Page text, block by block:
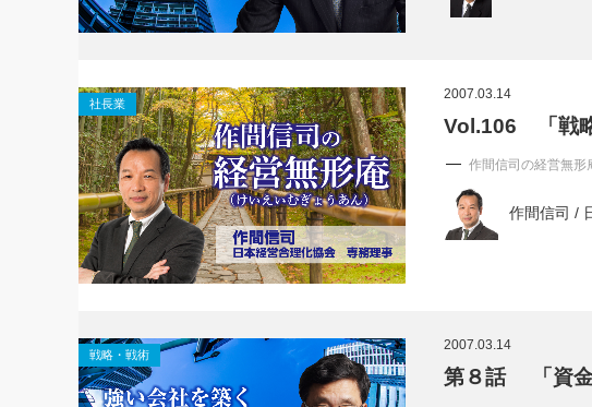
社長業
2007.03.14
Vol.106 「戦
作間信司の経営無形
作間信司 /
戦略・戦術
2007.03.14
第８話 「資金